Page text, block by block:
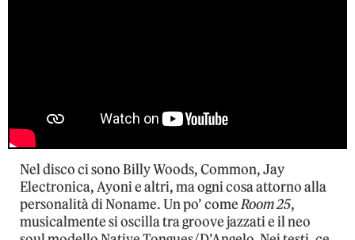
Nel disco ci sono Billy Woods, Common, Jay
Electronica, Ayoni e altri, ma ogni cosa attorno alla
personalità di Noname. Un po’ comeRoom 25,
musicalmente si oscilla tra groove jazzati e il neo